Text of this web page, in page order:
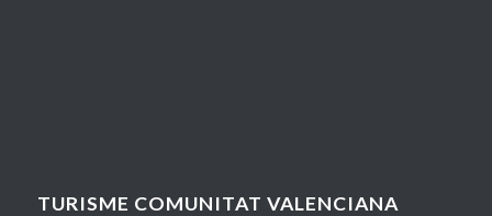
TURISME COMUNITAT VALENCIANA